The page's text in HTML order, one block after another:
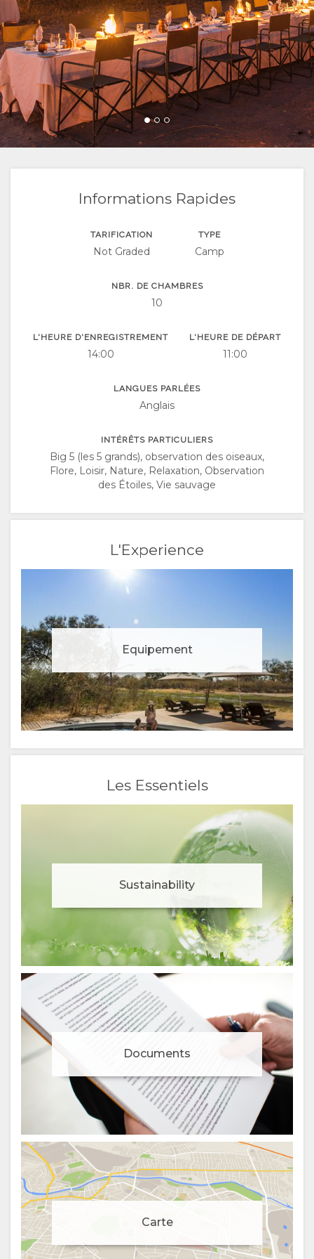
DOCUMENTS
RESPONSABLE
CERTIFICATIONS
DÉVELOPPEMENT
DURABLE
GALLERIE
PHOTOS
VIDÉOS
TÉLÉCHARGER
CARTE
SITUATION
DIRECTIONS
CONTACT
CHANGEMENT
NORWEGIAN
DANISH
(SIMPLIFIED)
Informations Rapides
TARIFICATION
Not Graded
TYPE
Camp
NBR. DE CHAMBRES
10
L'HEURE D'ENREGISTREMENT
14:00
L'HEURE DE DÉPART
11:00
LANGUES PARLÉES
Anglais
INTÉRÊTS PARTICULIERS
Big 5 (les 5 grands), observation des oiseaux,
Flore, Loisir, Nature, Relaxation, Observation
des Étoiles, Vie sauvage
L'Experience
Equipement
Les Essentiels
Sustainability
Documents
Carte
Gestion du consentement aux cookies
Pour rendre plus agréable votre expérience et vous offrir
un contenu personnalisé, nous utilisons des cookies.
N'hésitez pas à modifier vos préférences ou à consulter